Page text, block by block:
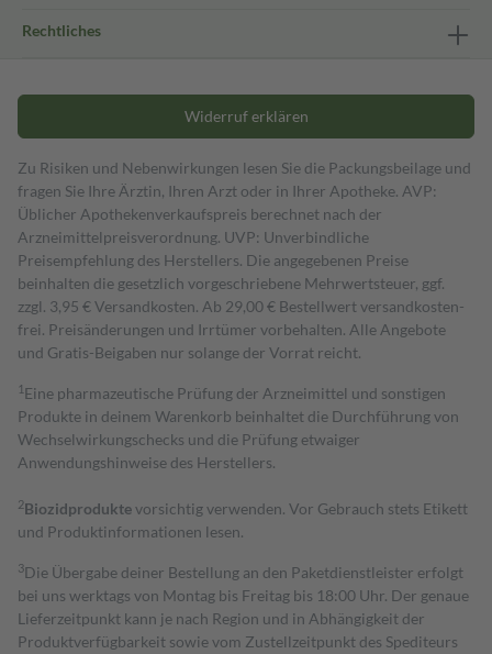
Rechtliches
Widerruf erklären
Zu Risiken und Nebenwirkungen lesen Sie die Packungsbeilage und
fragen Sie Ihre Ärztin, Ihren Arzt oder in Ihrer Apotheke. AVP:
Üblicher Apothekenverkaufspreis berechnet nach der
Arzneimittelpreisverordnung. UVP: Unverbindliche
Preisempfehlung des Herstellers. Die angegebenen Preise
beinhalten die gesetzlich vorgeschriebene Mehrwertsteuer, ggf.
zzgl. 3,95 € Versandkosten. Ab 29,00 € Bestell­wert versand­kosten­
frei. Preisänderungen und Irrtümer vorbehalten. Alle Angebote
und Gratis-Beigaben nur solange der Vorrat reicht.
1 Eine pharmazeutische Prüfung der Arzneimittel und sonstigen
Produkte in deinem Warenkorb beinhaltet die Durchführung von
Wechselwirkungschecks und die Prüfung etwaiger
Anwendungshinweise des Herstellers.
2Biozidproduktevorsichtig verwenden. Vor Gebrauch stets Etikett
und Produktinformationen lesen.
3Die Übergabe deiner Bestellung an den Paketdienstleister erfolgt
bei uns werktags von Montag bis Freitag bis 18:00 Uhr. Der genaue
Lieferzeitpunkt kann je nach Region und in Abhängigkeit der
Produktverfügbarkeit sowie vom Zustellzeitpunkt des Spediteurs